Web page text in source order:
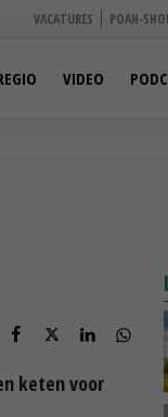
VACATURES POAH-
VIDEO
keten voor